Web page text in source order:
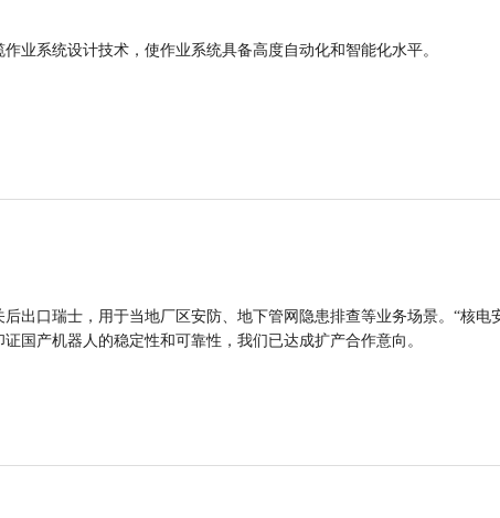
业系统设计技术，使作业系统具备高度自动化和智能化水平。
出口瑞士，用于当地厂区安防、地下管网隐患排查等业务场景。“核电
国产机器人的稳定性和可靠性，我们已达成扩产合作意向。